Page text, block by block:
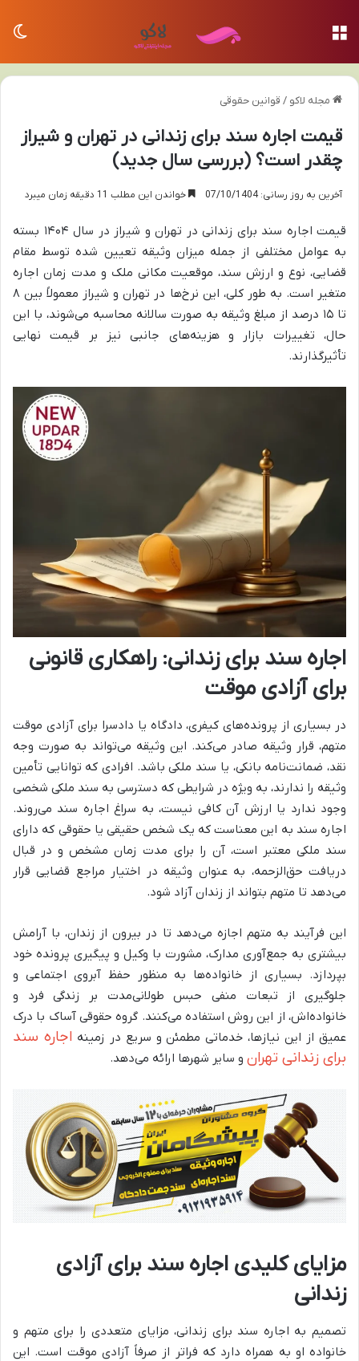
مجله لاکو / قوانین حقوقی
قیمت اجاره سند برای زندانی در تهران و شیراز
چقدر است؟ (بررسی سال جدید)
آخرین به روز رسانی: 07/10/1404 خواندن این مطلب 11 دقیقه زمان میبرد
قیمت اجاره سند برای زندانی در تهران و شیراز در سال ۱۴۰۴ بسته
به عوامل مختلفی از جمله میزان وثیقه تعیین شده توسط مقام
قضایی، نوع و ارزش سند، موقعیت مکانی ملک و مدت زمان اجاره
متغیر است. به طور کلی، این نرخ‌ها در تهران و شیراز معمولاً بین ۸
تا ۱۵ درصد از مبلغ وثیقه به صورت سالانه محاسبه می‌شوند، با این
حال، تغییرات بازار و هزینه‌های جانبی نیز بر قیمت نهایی
تأثیرگذارند.
اجاره سند برای زندانی: راهکاری قانونی
برای آزادی موقت
در بسیاری از پرونده‌های کیفری، دادگاه یا دادسرا برای آزادی موقت
متهم، قرار وثیقه صادر می‌کند. این وثیقه می‌تواند به صورت وجه
نقد، ضمانت‌نامه بانکی، یا سند ملکی باشد. افرادی که توانایی تأمین
وثیقه را ندارند، به ویژه در شرایطی که دسترسی به سند ملکی شخصی
وجود ندارد یا ارزش آن کافی نیست، به سراغ اجاره سند می‌روند.
اجاره سند به این معناست که یک شخص حقیقی یا حقوقی که دارای
سند ملکی معتبر است، آن را برای مدت زمان مشخص و در قبال
دریافت حق‌الزحمه، به عنوان وثیقه در اختیار مراجع قضایی قرار
می‌دهد تا متهم بتواند از زندان آزاد شود.
این فرآیند به متهم اجازه می‌دهد تا در بیرون از زندان، با آرامش
بیشتری به جمع‌آوری مدارک، مشورت با وکیل و پیگیری پرونده خود
بپردازد. بسیاری از خانواده‌ها به منظور حفظ آبروی اجتماعی و
جلوگیری از تبعات منفی حبس طولانی‌مدت بر زندگی فرد و
خانواده‌اش، از این روش استفاده می‌کنند. گروه حقوقی آساک با درک
عمیق از این نیازها، خدماتی مطمئن و سریع در زمینه اجاره سند
برای زندانی تهران و سایر شهرها ارائه می‌دهد.
مزایای کلیدی اجاره سند برای آزادی
زندانی
تصمیم به اجاره سند برای زندانی، مزایای متعددی را برای متهم و
خانواده او به همراه دارد که فراتر از صرفاً آزادی موقت است. این